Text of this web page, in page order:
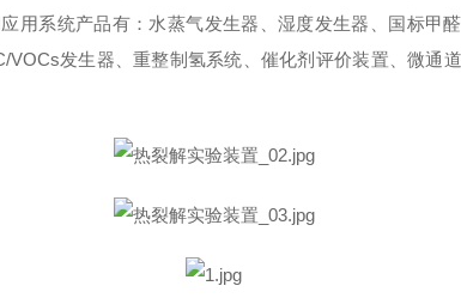
用系统产品有：水蒸气发生器、湿度发生器、国标甲
VOCs发生器、重整制氢系统、催化剂评价装置、微通